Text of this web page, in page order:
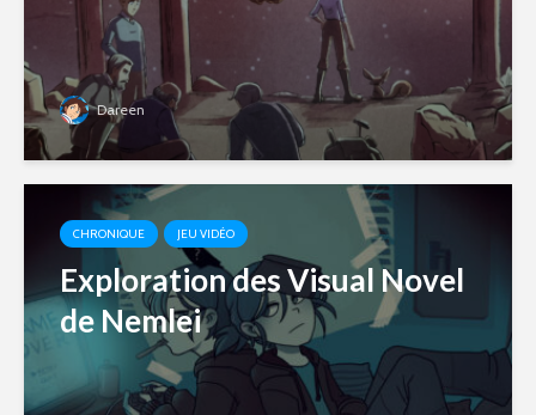
Dareen
CHRONIQUE JEU VIDÉO
Exploration des Visual Novel
de Nemlei